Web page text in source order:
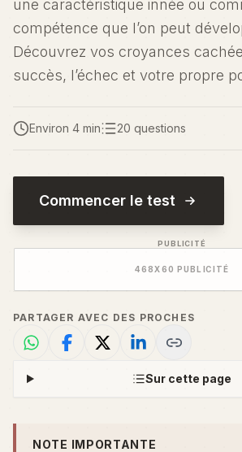
une caractéristique innée ou
compétence que l’on peut
Découvrez vos croyances
succès, l’échec et votre propre
Environ 4 min 20 questions
Commencer le test
PUBLICITÉ
468X60 PUBLICITÉ
PARTAGER AVEC DES PROCHES
Sur cette page
NOTE IMPORTANTE